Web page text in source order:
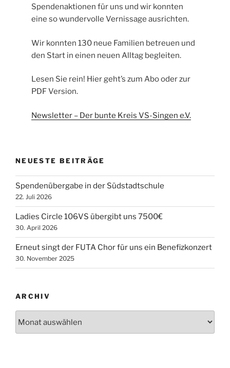
Spendenaktionen für uns und wir konnten
eine so wundervolle Vernissage ausrichten.
Wir konnten 130 neue Familien betreuen und
den Start in einen neuen Alltag begleiten.
Lesen Sie rein! Hier geht’s zum Abo oder zur
PDF Version.
Newsletter – Der bunte Kreis VS-Singen e.V.
NEUESTE BEITRÄGE
Spendenübergabe in der Südstadtschule
22. Juli 2026
Ladies Circle 106VS übergibt uns 7500€
30. April 2026
Erneut singt der FUTA Chor für uns ein Benefizkonzert
30. November 2025
ARCHIV